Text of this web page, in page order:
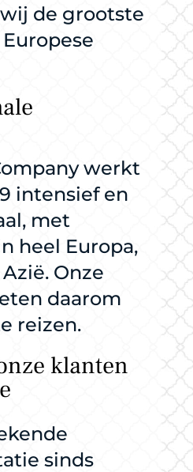
de grootste
werkt
intensief en
met
heel Europa,
Onze
daarom
reizen.
klanten
sinds